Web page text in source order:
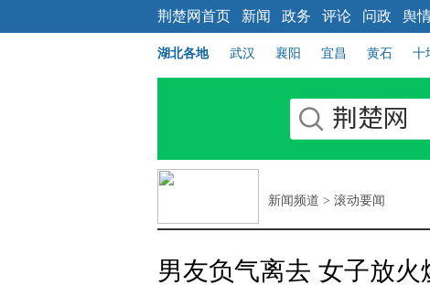
荆楚网首页 新闻 政务 评论 问政 舆
湖北各地 武汉 襄阳 宜昌 黄石 十
新闻频道 > 滚动要闻
男友负气离去 女子放